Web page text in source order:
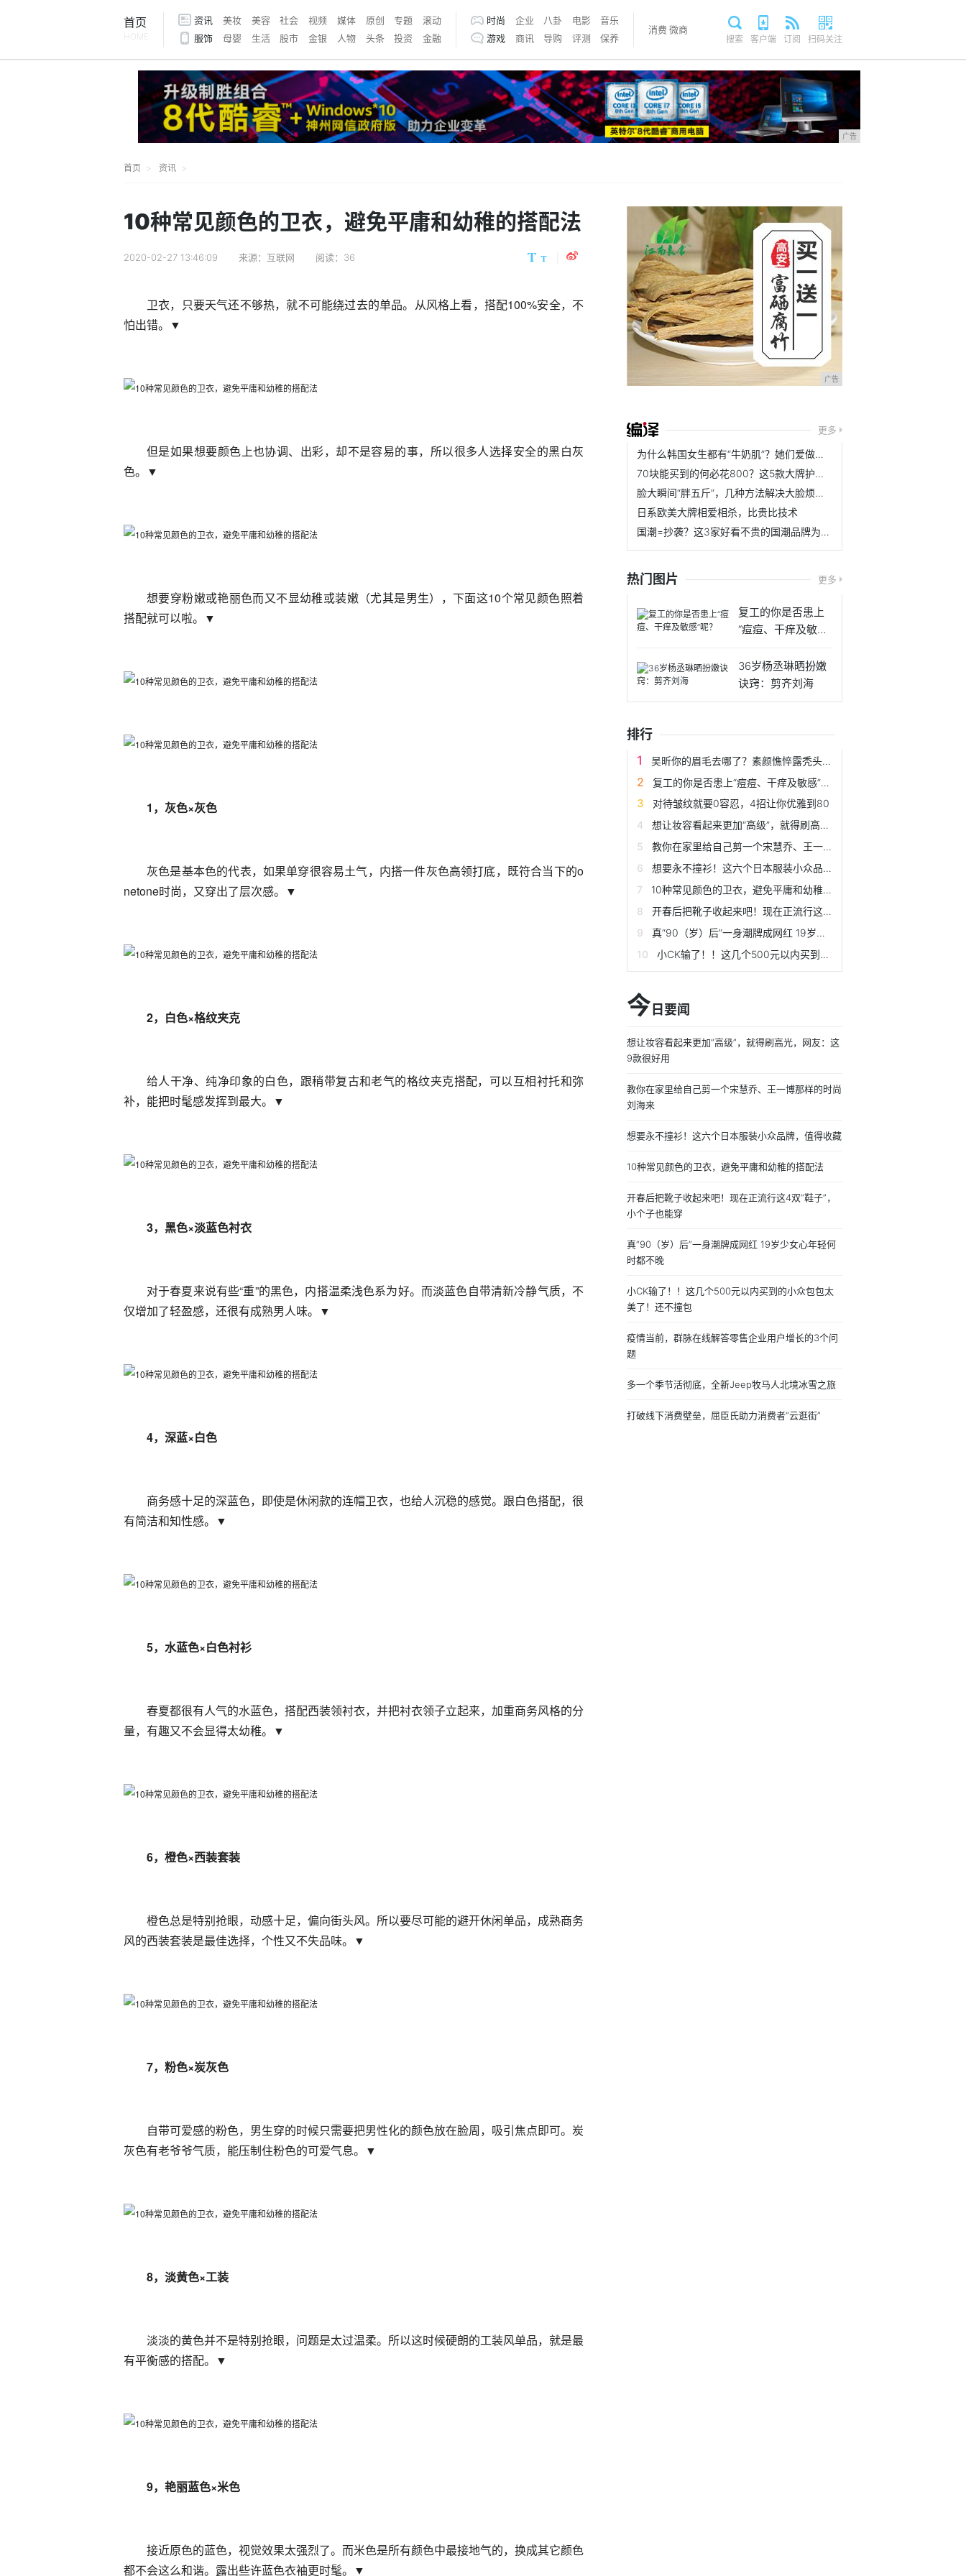
首页
HOME
资讯 美妆 美容 社会 视频 媒体 原创 专题
滚动
服饰
母婴 生活 股市 金银 人物 头条 投资 金融
时尚 企业 八卦 电影
音乐
游戏
商讯 导购 评测 保养
消费 微商
搜索 客户端 订阅 扫码关注
广告
首页 资讯
10种常见颜色的卫衣，避免平庸和幼稚的搭配法
2020-02-27 13:46:09 来源：互联网 阅读：36
卫衣，只要天气还不够热，就不可能绕过去的单品。从风格上看，搭配100%安全，不
怕出错。▼
但是如果想要颜色上也协调、出彩，却不是容易的事，所以很多人选择安全的黑白灰
色。▼
想要穿粉嫩或艳丽色而又不显幼稚或装嫩（尤其是男生），下面这10个常见颜色照着
搭配就可以啦。▼
1，灰色×灰色
灰色是基本色的代表，如果单穿很容易土气，内搭一件灰色高领打底，既符合当下的o
netone时尚，又穿出了层次感。▼
2，白色×格纹夹克
给人干净、纯净印象的白色，跟稍带复古和老气的格纹夹克搭配，可以互相衬托和弥
补，能把时髦感发挥到最大。▼
3，黑色×淡蓝色衬衣
对于春夏来说有些“重”的黑色，内搭温柔浅色系为好。而淡蓝色自带清新冷静气质，不
仅增加了轻盈感，还很有成熟男人味。▼
4，深蓝×白色
商务感十足的深蓝色，即使是休闲款的连帽卫衣，也给人沉稳的感觉。跟白色搭配，很
有简洁和知性感。▼
5，水蓝色×白色衬衫
春夏都很有人气的水蓝色，搭配西装领衬衣，并把衬衣领子立起来，加重商务风格的分
量，有趣又不会显得太幼稚。▼
6，橙色×西装套装
橙色总是特别抢眼，动感十足，偏向街头风。所以要尽可能的避开休闲单品，成熟商务
风的西装套装是最佳选择，个性又不失品味。▼
7，粉色×炭灰色
自带可爱感的粉色，男生穿的时候只需要把男性化的颜色放在脸周，吸引焦点即可。炭
灰色有老爷爷气质，能压制住粉色的可爱气息。▼
8，淡黄色×工装
淡淡的黄色并不是特别抢眼，问题是太过温柔。所以这时候硬朗的工装风单品，就是最
有平衡感的搭配。▼
9，艳丽蓝色×米色
接近原色的蓝色，视觉效果太强烈了。而米色是所有颜色中最接地气的，换成其它颜色
都不会这么和谐。露出些许蓝色衣袖更时髦。▼
广告
更多
为什么韩国女生都有“牛奶肌”？她们爱做的事，中国女孩都忽略了
70块能买到的何必花800？这5款大牌护肤平替，完美诠释性价比
脸大瞬间“胖五斤”，几种方法解决大脸烦恼，精致V脸不是梦
日系欧美大牌相爱相杀，比贵比技术
国潮=抄袭？这3家好看不贵的国潮品牌为自己正名
热门图片 更多
复工的你是否患上
“痘痘、干痒及敏感”
36岁杨丞琳晒扮嫩
诀窍：剪齐刘海
排行
吴昕你的眉毛去哪了？素颜憔悴露秃头！这样子是逆袭失败了吗？
复工的你是否患上“痘痘、干痒及敏感”呢？
对待皱纹就要0容忍，4招让你优雅到80
想让妆容看起来更加“高级”，就得刷高光，网友：这9款很好用
教你在家里给自己剪一个宋慧乔、王一博那样的时尚刘海来
想要永不撞衫！这六个日本服装小众品牌，值得收藏
10种常见颜色的卫衣，避免平庸和幼稚的搭配法
开春后把靴子收起来吧！现在正流行这4双“鞋子”，小个子也能穿
真“90（岁）后”一身潮牌成网红 19岁少女心年轻何时都不晚
小CK输了！！这几个500元以内买到的小众包包太美了！还不撞包
今 日要闻
想让妆容看起来更加“高级”，就得刷高光，网友：这
9款很好用
教你在家里给自己剪一个宋慧乔、王一博那样的时尚
刘海来
想要永不撞衫！这六个日本服装小众品牌，值得收藏
10种常见颜色的卫衣，避免平庸和幼稚的搭配法
开春后把靴子收起来吧！现在正流行这4双“鞋子”，
小个子也能穿
真“90（岁）后”一身潮牌成网红 19岁少女心年轻何
时都不晚
小CK输了！！这几个500元以内买到的小众包包太
美了！还不撞包
疫情当前，群脉在线解答零售企业用户增长的3个问
题
多一个季节活彻底，全新Jeep牧马人北境冰雪之旅
打破线下消费壁垒，屈臣氏助力消费者“云逛街”